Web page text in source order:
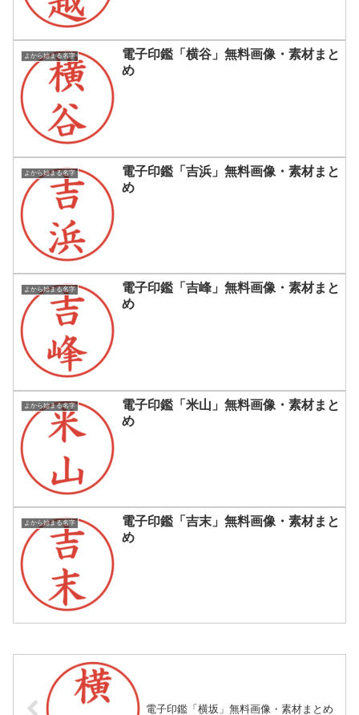
よから始まる名字
電子印鑑「横谷」無料画像・素材まと
め
よから始まる名字
電子印鑑「吉浜」無料画像・素材まと
め
よから始まる名字
電子印鑑「吉峰」無料画像・素材まと
め
よから始まる名字
電子印鑑「米山」無料画像・素材まと
め
よから始まる名字
電子印鑑「吉末」無料画像・素材まと
め
電子印鑑「横坂」無料画像・素材まとめ